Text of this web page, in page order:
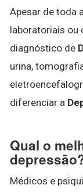
Apesar de toda
laboratoriais ou
diagnóstico de
urina,
diferenciar a
Qual o
Médicos e